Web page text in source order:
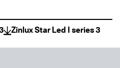
Zinlux Star Led I series 3